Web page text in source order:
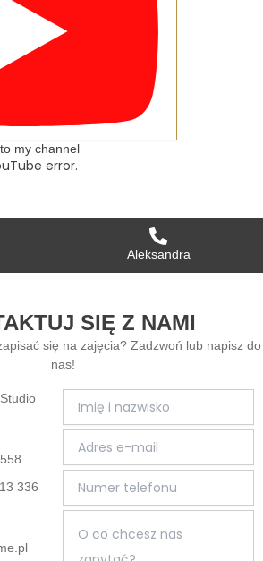
my channel
error.
Aleksandra
SIĘ Z NAMI
się na zajęcia? Zadzwoń lub napisz do
nas!
336